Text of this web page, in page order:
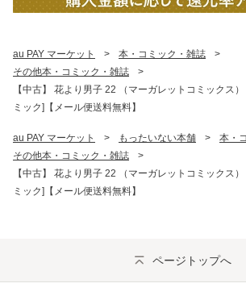
au PAY マーケット > 本・コミック・雑誌
>
その他本・コミック・雑誌
>
【中古】 花より男子 22 （マーガレットコミックス
ミック]【メール便送料無料】
au PAY マーケット > もったいない本舗 > 本・
その他本・コミック・雑誌
>
【中古】 花より男子 22 （マーガレットコミックス
ミック]【メール便送料無料】
ページトップへ